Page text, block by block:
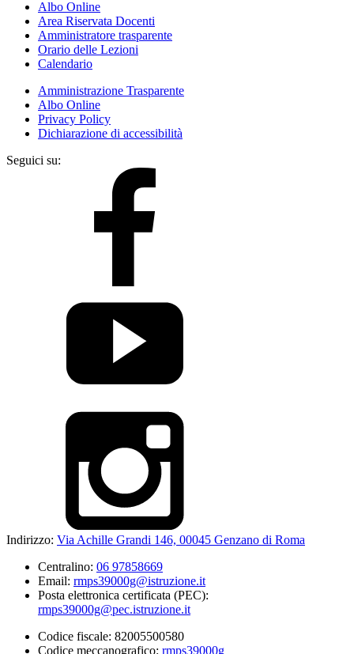
Albo Online
Area Riservata Docenti
Amministratore trasparente
Orario delle Lezioni
Calendario
Amministrazione Trasparente
Albo Online
Privacy Policy
Dichiarazione di accessibilità
Seguici su:
Indirizzo: Via Achille Grandi 146, 00045 Genzano di Roma
Centralino: 06 97858669
Email: rmps39000g@istruzione.it
Posta elettronica certificata (PEC):
rmps39000g@pec.istruzione.it
Codice fiscale: 82005500580
Codice meccanografico: rmps39000g